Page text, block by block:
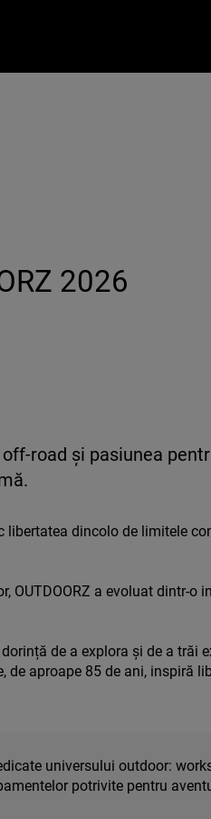
2026
road și pasiunea
libertatea dincolo de limitele
OUTDOORZ a evoluat dintr-o
de a explora și de a trăi
de aproape 85 de ani, inspiră
universului outdoor:
potrivite pentru